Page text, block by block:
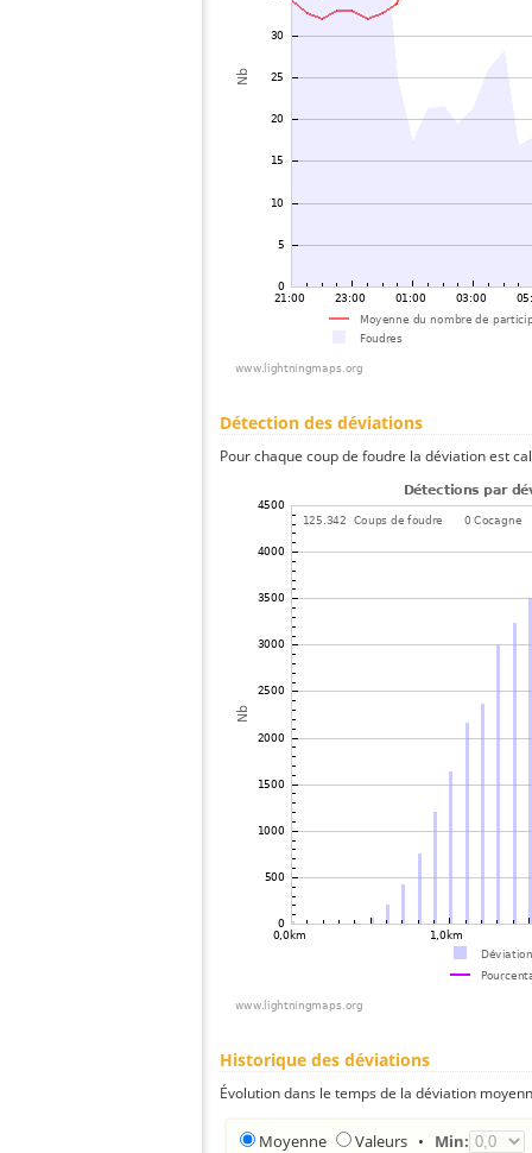
Détection des déviations
Pour chaque coup de foudre la déviation est
Historique des déviations
Évolution dans le temps de la déviation
Moyenne Valeurs • Min: